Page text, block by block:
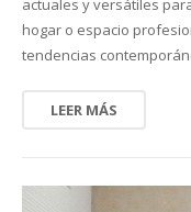
actuales y versátiles
hogar o espacio
tendencias
LEER MÁS